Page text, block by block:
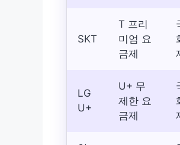
SKT
T 프리
미엄 요
금제
LG
U+
U+ 무
제한 요
금제